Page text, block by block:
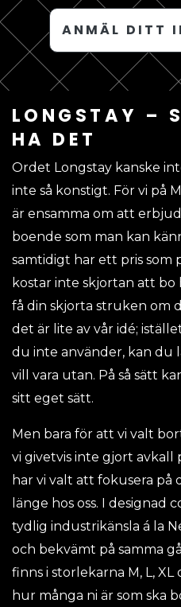
ANMÄL DITT
LONGSTAY –
HA DET
Ordet Longstay kanske
inte så konstigt. För vi på
är ensamma om att
boende som man kan
samtidigt har ett pris som
kostar inte skjortan att bo
få din skjorta struken om
det är lite av vår idé;
du inte använder, kan du
vill vara utan. På så sätt
sitt eget sätt.
Men bara för att vi valt
vi givetvis inte gjort avkall
har vi valt att fokusera på
länge hos oss. I designad
tydlig industrikänsla á la
och bekvämt på samma
finns i storlekarna M, L,
hur många ni är som ska